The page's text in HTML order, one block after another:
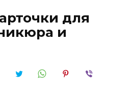
для
и